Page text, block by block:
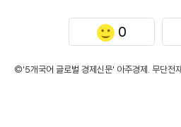
0
©'5개국어 글로벌 경제신문' 아주경제. 무단전